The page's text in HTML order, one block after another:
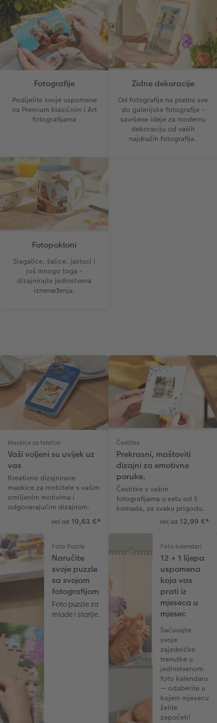
CEWE TRENUTNI ISPIS FOTOGRAFIJA
Trenutna izrada naljepnica
Dodaci
Foto kolaži
Foto vrpca
XXL Retro fotografija
Fotografije
Podijelite svoje uspomene
na Premium klasičnim i Art
fotografijama
Zidne dekoracije
Od fotografije na platnu sve
do galerijske fotografije -
savršene ideje za modernu
dekoraciju od vaših
najdražih fotografija.
Fotopokloni
Slagalice, šalice, jastuci i
još mnogo toga -
dizajnirajte jedinstvena
iznenađenja.
Maskice za telefon
Vaši voljeni su uvijek uz
vas
Kreativno dizajnirane
maskice za mobitele s vašim
omiljenim motivima i
odgovarajućim dizajnom.
već od 19,63 €*
Čestitke
Prekrasni, maštoviti
dizajni za emotivne
poruke.
Čestitke s vašim
fotografijama u setu od 5
komada, za svaku prigodu.
već od 12,99 €*
Foto Puzzle
Naručite
svoje puzzle
sa svojom
fotografijom
Foto puzzle za
mlade i starije.
Foto kalendari
12 + 1 lijepa
uspomena
koja vas
prati iz
mjeseca u
mjesec
Sačuvajte
svoje
zajedničke
trenutke u
jedinstvenom
foto kalendaru
— odaberite u
kojem mjesecu
želite
započeti!